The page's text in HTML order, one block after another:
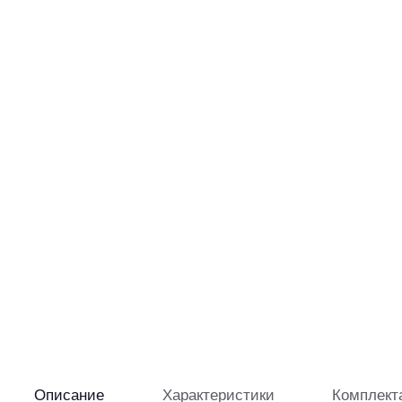
Описание Характеристики